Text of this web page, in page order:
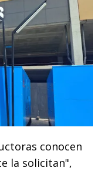
conocen
la solicitan",